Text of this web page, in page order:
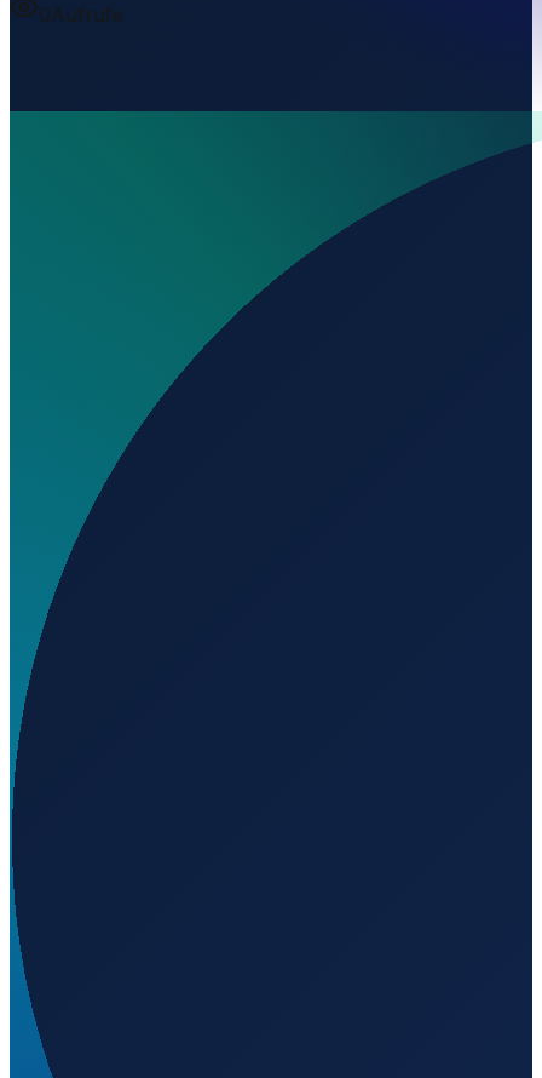
0Aufrufe
Wo liegt Aeródromo Municipal de Ferreira do Zezere
Wird geladen...
39.68206
Lisbon